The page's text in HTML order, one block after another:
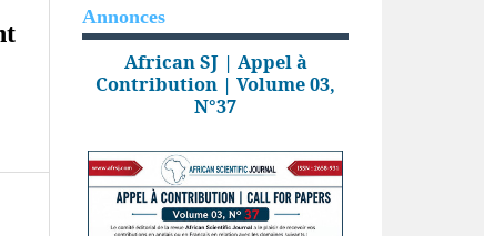
Annonces
African SJ | Appel à
Contribution | Volume 03,
N°37